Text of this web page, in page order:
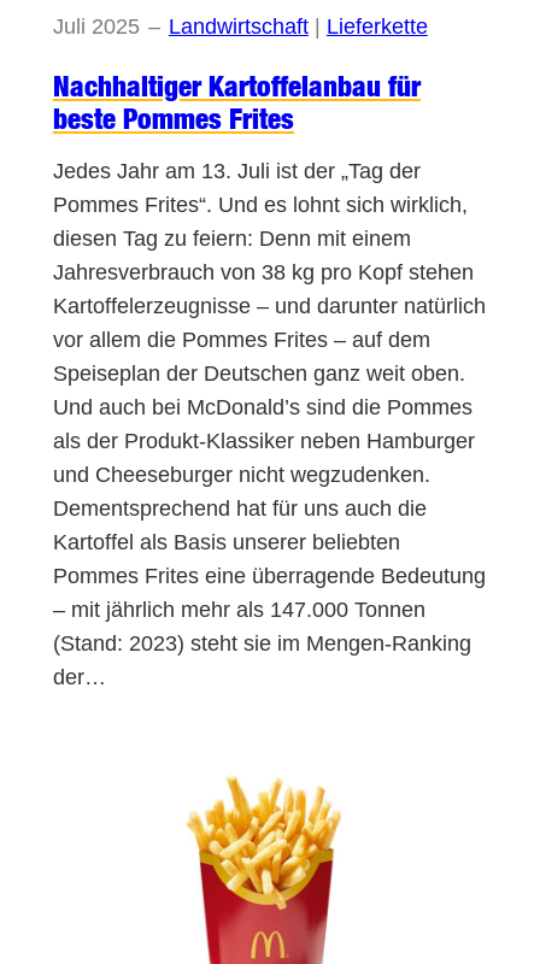
Juli 2025 – Landwirtschaft | Lieferkette
Nachhaltiger Kartoffelanbau für
beste Pommes Frites
Jedes Jahr am 13. Juli ist der „Tag der
Pommes Frites“. Und es lohnt sich wirklich,
diesen Tag zu feiern: Denn mit einem
Jahresverbrauch von 38 kg pro Kopf stehen
Kartoffelerzeugnisse – und darunter natürlich
vor allem die Pommes Frites – auf dem
Speiseplan der Deutschen ganz weit oben.
Und auch bei McDonald’s sind die Pommes
als der Produkt-Klassiker neben Hamburger
und Cheeseburger nicht wegzudenken.
Dementsprechend hat für uns auch die
Kartoffel als Basis unserer beliebten
Pommes Frites eine überragende Bedeutung
– mit jährlich mehr als 147.000 Tonnen
(Stand: 2023) steht sie im Mengen-Ranking
der…